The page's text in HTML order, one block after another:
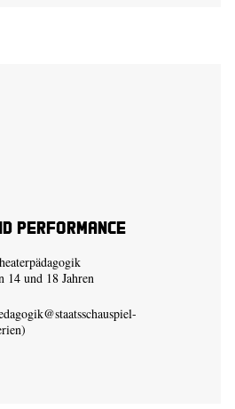
Performance
14 und 18 Jahren